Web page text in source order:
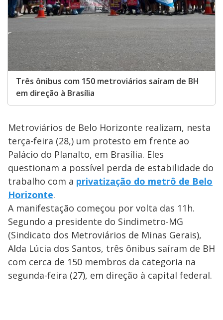
Três ônibus com 150 metroviários saíram de BH
em direção à Brasília
Metroviários de Belo Horizonte realizam, nesta
terça-feira (28,) um protesto em frente ao
Palácio do Planalto, em Brasília. Eles
questionam a possível perda de estabilidade do
trabalho com a privatização do metrô de Belo
Horizonte.
A manifestação começou por volta das 11h.
Segundo a presidente do Sindimetro-MG
(Sindicato dos Metroviários de Minas Gerais),
Alda Lúcia dos Santos, três ônibus saíram de BH
com cerca de 150 membros da categoria na
segunda-feira (27), em direção à capital federal.